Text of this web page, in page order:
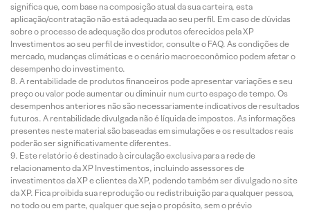
significa que, com base na composição atual da sua carteira, esta
aplicação/contratação não está adequada ao seu perfil. Em caso de dúvidas
sobre o processo de adequação dos produtos oferecidos pela XP
Investimentos ao seu perfil de investidor, consulte o FAQ. As condições de
mercado, mudanças climáticas e o cenário macroeconômico podem afetar o
desempenho do investimento.
A rentabilidade de produtos financeiros pode apresentar variações e seu
preço ou valor pode aumentar ou diminuir num curto espaço de tempo. Os
desempenhos anteriores não são necessariamente indicativos de resultados
futuros. A rentabilidade divulgada não é líquida de impostos. As informações
presentes neste material são baseadas em simulações e os resultados reais
poderão ser significativamente diferentes.
Este relatório é destinado à circulação exclusiva para a rede de
relacionamento da XP Investimentos, incluindo assessores de
investimentos da XP e clientes da XP, podendo também ser divulgado no site
da XP. Fica proibida sua reprodução ou redistribuição para qualquer pessoa,
no todo ou em parte, qualquer que seja o propósito, sem o prévio